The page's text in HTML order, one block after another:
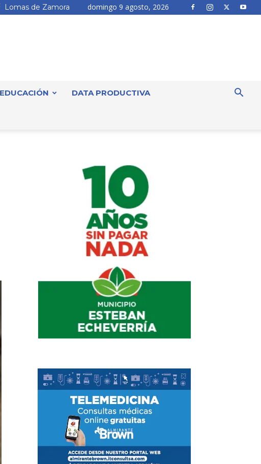
Lomas de Zamora domingo 9 agosto, 2026
EDUCACIÓN DATA PRODUCTIVA